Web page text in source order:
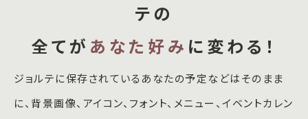
テの
全てが あなた好み に変わる！
ジョルテに保存されているあなたの予定などはそのまま
に、背景画像、アイコン、フォント、メニュー、イベントカレン